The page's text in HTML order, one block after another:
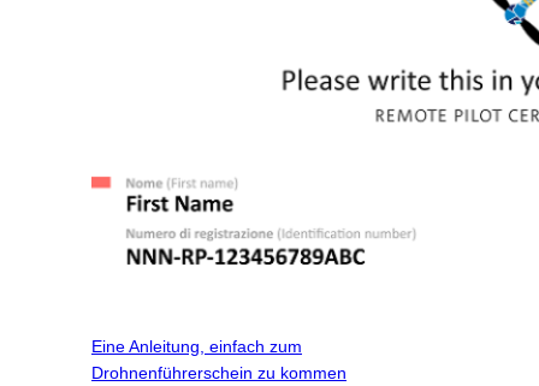
Eine Anleitung, einfach zum
Drohnenführerschein zu kommen